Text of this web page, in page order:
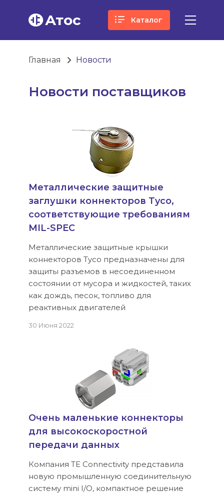
Атос Каталог
Главная Новости
Новости поставщиков
Металлические защитные
заглушки коннекторов Tyco,
соответствующие требованиям
MIL-SPEC
Металлические защитные крышки
коннекторов Tyco предназначены для
защиты разъемов в несоединенном
состоянии от мусора и жидкостей, таких
как дождь, песок, топливо для
реактивных двигателей
30 Июня 2022
Очень маленькие коннекторы
для высокоскоростной
передачи данных
Компания TE Connectivity представила
новую промышленную соединительную
систему mini I/O, компактное решение